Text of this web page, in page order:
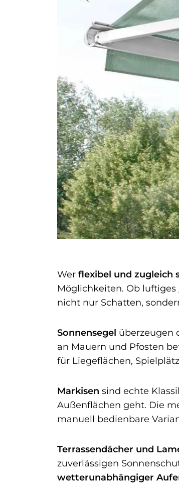
Wer flexibel und zugleich
Möglichkeiten. Ob luftiges
nicht nur Schatten,
Sonnensegel überzeugen
an Mauern und Pfosten
für Liegeflächen,
Markisen sind echte
Außenflächen geht. Die
manuell bedienbare
Terrassendächer und
zuverlässigen
wetterunabhängiger